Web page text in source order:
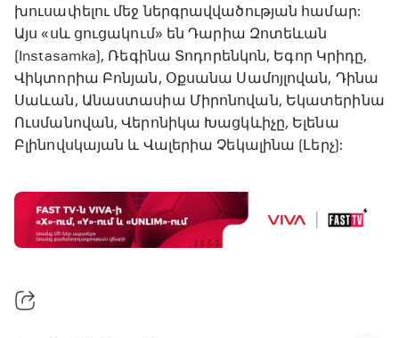
խուսափելու մեջ ներգրավվածության համար:
Այս «սև ցուցակում» են Դարիա Զոտեևան
(Instasamka), Ռեգինա Տոդորենկոն, Եգոր Կրիդը,
Վիկտորիա Բոնյան, Օքսանա Սամոյլովան, Դինա
Սաևան, Անաստասիա Միրոնովան, Եկատերինա
Ուսմանովան, Վերոնիկա Խացկևիչը, Ելենա
Բլինովսկայան և Վալերիա Չեկալինա (Լերչ):